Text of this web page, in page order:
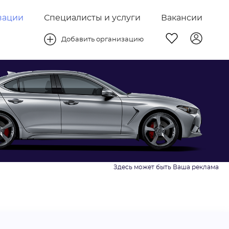
Специалисты и услуги Вакансии
Добавить организацию